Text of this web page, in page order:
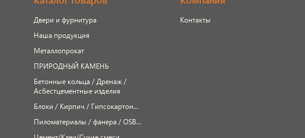
Двери и фурнитура
Наша продукция
Металлопрокат
ПРИРОДНЫЙ КАМЕНЬ
Бетонные кольца / Дренаж /
Асбестцементные изделия
Блоки / Кирпич / Гипсокартон...
Пиломатериалы / фанера / OSB...
Контакты